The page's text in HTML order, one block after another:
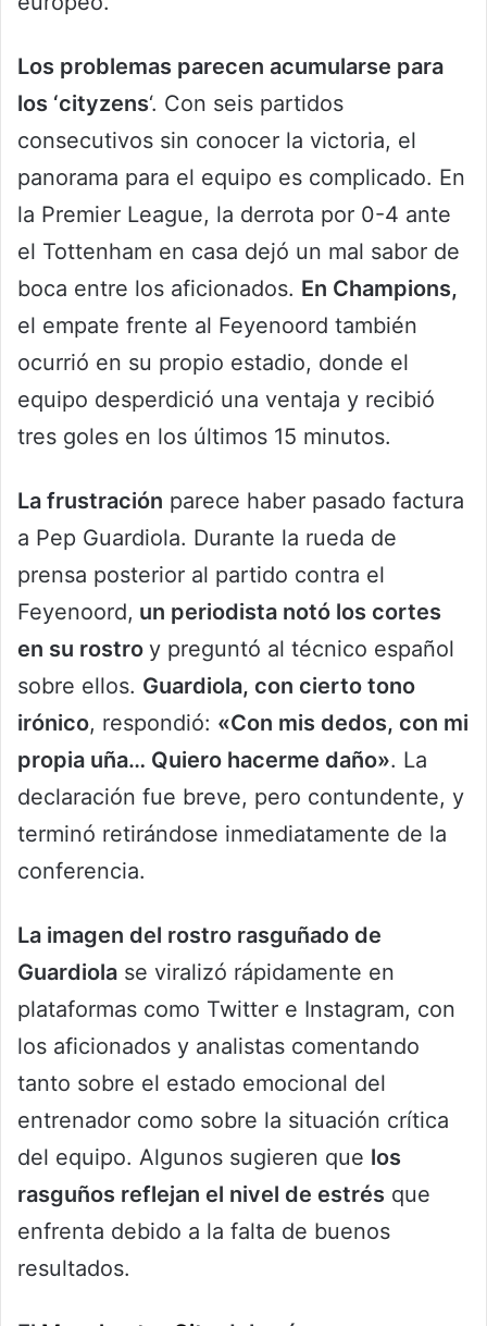
Los problemas parecen acumularse para
los ‘cityzens‘. Con seis partidos
consecutivos sin conocer la victoria, el
panorama para el equipo es complicado. En
la Premier League, la derrota por 0-4 ante
el Tottenham en casa dejó un mal sabor de
boca entre los aficionados. En Champions,
el empate frente al Feyenoord también
ocurrió en su propio estadio, donde el
equipo desperdició una ventaja y recibió
tres goles en los últimos 15 minutos.
La frustración parece haber pasado factura
a Pep Guardiola. Durante la rueda de
prensa posterior al partido contra el
Feyenoord, un periodista notó los cortes
en su rostro y preguntó al técnico español
sobre ellos. Guardiola, con cierto tono
irónico, respondió: «Con mis dedos, con mi
propia uña… Quiero hacerme daño». La
declaración fue breve, pero contundente, y
terminó retirándose inmediatamente de la
conferencia.
La imagen del rostro rasguñado de
Guardiola se viralizó rápidamente en
plataformas como Twitter e Instagram, con
los aficionados y analistas comentando
tanto sobre el estado emocional del
entrenador como sobre la situación crítica
del equipo. Algunos sugieren que los
rasguños reflejan el nivel de estrés que
enfrenta debido a la falta de buenos
resultados.